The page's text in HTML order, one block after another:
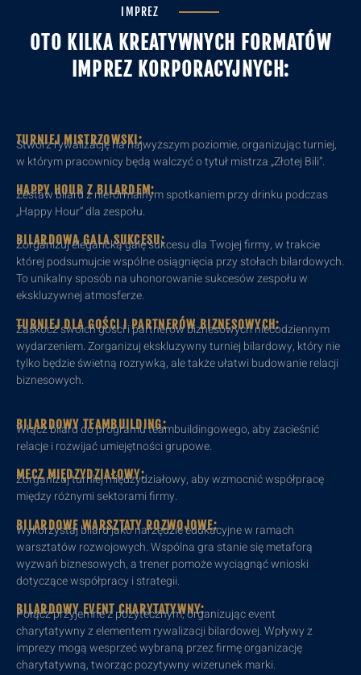
IMPREZ
OTO KILKA KREATYWNYCH FORMATÓW
IMPREZ KORPORACYJNYCH:
TURNIEJ MISTRZOWSKI:
Stwórz rywalizację na najwyższym poziomie, organizując turniej,
w którym pracownicy będą walczyć o tytuł mistrza „Złotej Bili”.
HAPPY HOUR Z BILARDEM:
Zestaw bilard z nieformalnym spotkaniem przy drinku podczas
„Happy Hour” dla zespołu.
BILARDOWA GALA SUKCESU:
Zorganizuj elegancką galę sukcesu dla Twojej firmy, w trakcie
której podsumujcie wspólne osiągnięcia przy stołach bilardowych.
To unikalny sposób na uhonorowanie sukcesów zespołu w
ekskluzywnej atmosferze.
TURNIEJ DLA GOŚCI I PARTNERÓW BIZNESOWYCH:
Zaskocz swoich gości i partnerów biznesowych niecodziennym
wydarzeniem. Zorganizuj ekskluzywny turniej bilardowy, który nie
tylko będzie świetną rozrywką, ale także ułatwi budowanie relacji
biznesowych.
BILARDOWY TEAMBUILDING:
Włącz bilard do programu teambuildingowego, aby zacieśnić
relacje i rozwijać umiejętności grupowe.
MECZ MIĘDZYDZIAŁOWY:
Zorganizuj turniej międzydziałowy, aby wzmocnić współpracę
między różnymi sektorami firmy.
BILARDOWE WARSZTATY ROZWOJOWE:
Wykorzystaj bilard jako narzędzie edukacyjne w ramach
warsztatów rozwojowych. Wspólna gra stanie się metaforą
wyzwań biznesowych, a trener pomoże wyciągnąć wnioski
dotyczące współpracy i strategii.
BILARDOWY EVENT CHARYTATYWNY:
Połącz przyjemne z pożytecznym, organizując event
charytatywny z elementem rywalizacji bilardowej. Wpływy z
imprezy mogą wesprzeć wybraną przez firmę organizację
charytatywną, tworząc pozytywny wizerunek marki.